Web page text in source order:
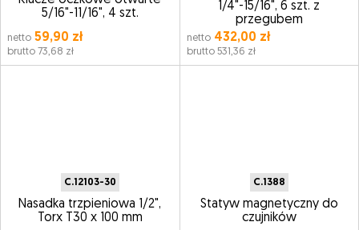
5/16"-11/16", 4 szt.
netto 59,90 zł
brutto 73,68 zł
1/4"-15/16", 6 szt. z
przegubem
netto432,00 zł
brutto 531,36 zł
C.12103-30
Nasadka trzpieniowa 1/2",
Torx T30 x 100 mm
C.1388
Statyw magnetyczny do
czujników